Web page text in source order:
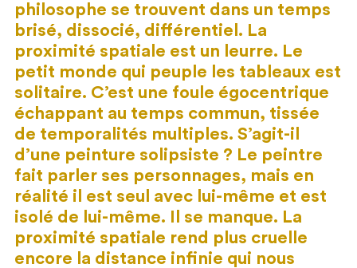
philosophe se trouvent dans un temps
brisé, dissocié, différentiel. La
proximité spatiale est un leurre. Le
petit monde qui peuple les tableaux est
solitaire. C’est une foule égocentrique
échappant au temps commun, tissée
de temporalités multiples. S’agit-il
d’une peinture solipsiste ? Le peintre
fait parler ses personnages, mais en
réalité il est seul avec lui-même et est
isolé de lui-même. Il se manque. La
proximité spatiale rend plus cruelle
encore la distance infinie qui nous